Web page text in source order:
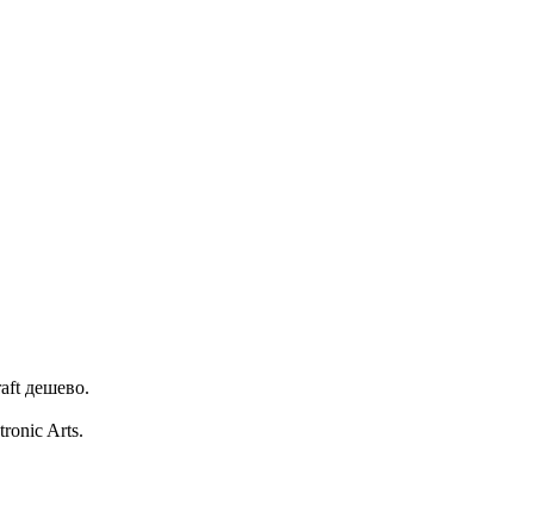
дешево.
Arts.